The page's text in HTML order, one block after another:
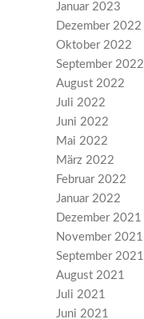
Januar 2023
Dezember 2022
Oktober 2022
September 2022
August 2022
Juli 2022
Juni 2022
Mai 2022
März 2022
Februar 2022
Januar 2022
Dezember 2021
November 2021
September 2021
August 2021
Juli 2021
Juni 2021